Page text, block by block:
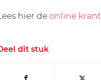
hier deonline krant
dit stuk